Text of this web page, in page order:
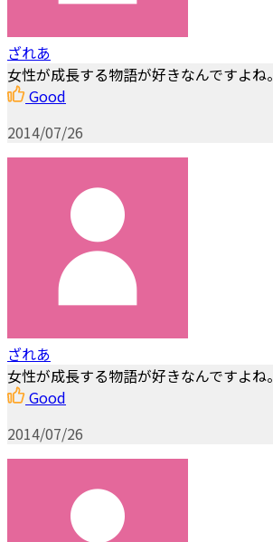
ざれあ
女性が成長する物語が好きなんですよね。
Good
2014/07/26
ざれあ
女性が成長する物語が好きなんですよね。
Good
2014/07/26